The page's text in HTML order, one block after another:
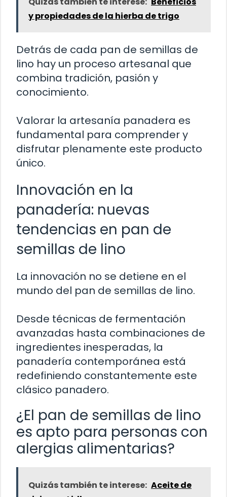
y propiedades de la hierba de trigo
Detrás de cada pan de semillas de
lino hay un proceso artesanal que
combina tradición, pasión y
conocimiento.
Valorar la artesanía panadera es
fundamental para comprender y
disfrutar plenamente este producto
único.
Innovación en la
panadería: nuevas
tendencias en pan de
semillas de lino
La innovación no se detiene en el
mundo del pan de semillas de lino.
Desde técnicas de fermentación
avanzadas hasta combinaciones de
ingredientes inesperadas, la
panadería contemporánea está
redefiniendo constantemente este
clásico panadero.
¿El pan de semillas de lino
es apto para personas con
alergias alimentarias?
Quizás también te interese: Aceite de